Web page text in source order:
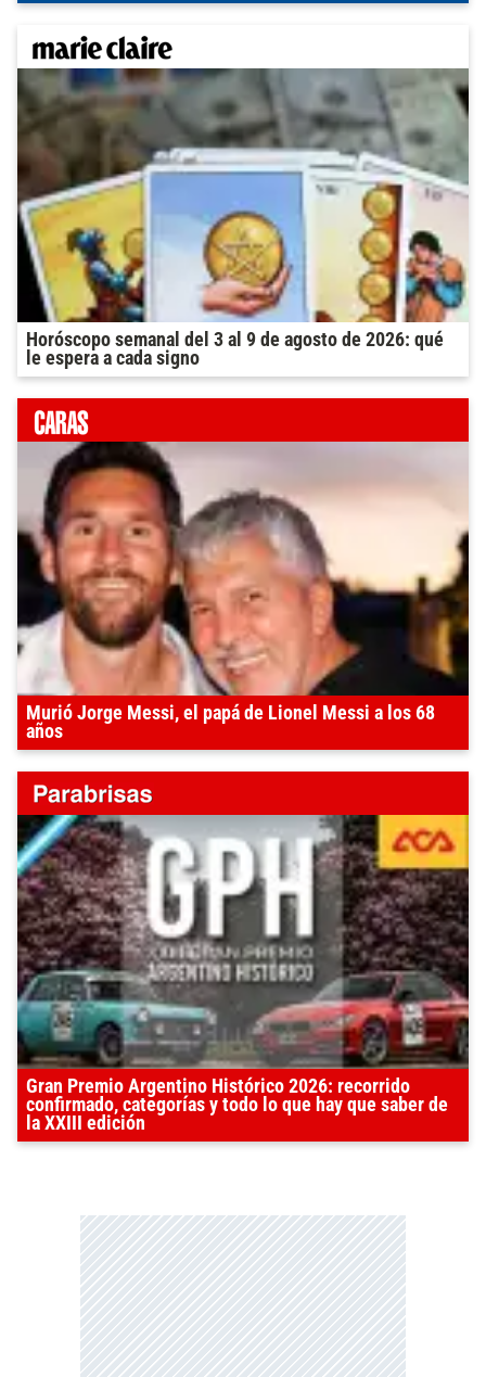
Horóscopo semanal del 3 al 9 de agosto de 2026: qué
le espera a cada signo
Murió Jorge Messi, el papá de Lionel Messi a los 68
años
Gran Premio Argentino Histórico 2026: recorrido
confirmado, categorías y todo lo que hay que saber de
la XXIII edición